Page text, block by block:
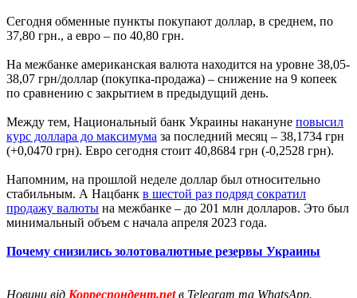
Сегодня обменные пункты покупают доллар, в среднем, по
37,80 грн., а евро – по 40,80 грн.
На межбанке американская валюта находится на уровне 38,05-
38,07 грн/доллар (покупка-продажа) – снижение на 9 копеек
по сравнению с закрытием в предыдущий день.
Между тем, Национальный банк Украины накануне повысил
курс доллара до максимума за последний месяц – 38,1734 грн
(+0,0470 грн). Евро сегодня стоит 40,8684 грн (-0,2528 грн).
Напомним, на прошлой неделе доллар был относительно
стабильным. А Нацбанк в шестой раз подряд сократил
продажу валюты на межбанке – до 201 млн долларов. Это был
минимальный объем с начала апреля 2023 года.
Почему снизились золотовалютные резервы Украины
Новини від Корреспондент.netв Telegram та WhatsApp.